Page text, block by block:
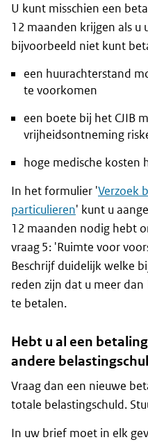
U kunt misschien een
12 maanden krijgen als u
bijvoorbeeld niet kunt
een huurachterstand
te voorkomen
een boete bij het CJIB
vrijheidsontneming
hoge medische kosten
In het formulier 'Verzoek
particulieren' kunt u
12 maanden nodig hebt
vraag 5: 'Ruimte voor
Beschrijf duidelijk welke
reden zijn dat u meer
te betalen.
Hebt u al een
andere
Vraag dan een nieuwe
totale belastingschuld.
In uw brief moet in elk